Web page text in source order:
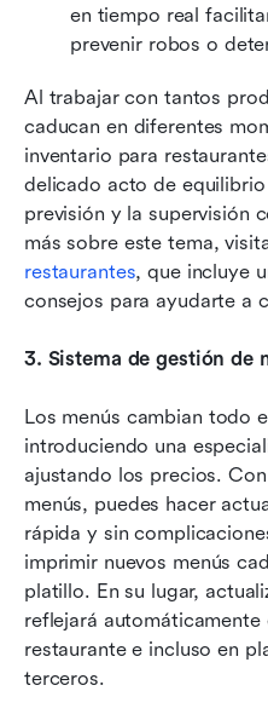
en tiempo real
prevenir robos o
Al trabajar con tantos
caducan en diferentes
inventario para
delicado acto de
previsión y la supervisión
más sobre este tema,
restaurantes, que incluye
consejos para ayudarte a
3. Sistema de gestión de
Los menús cambian todo
introduciendo una
ajustando los precios.
menús, puedes hacer
rápida y sin
imprimir nuevos menús
platillo. En su lugar,
reflejará automáticamente
restaurante e incluso en
terceros.